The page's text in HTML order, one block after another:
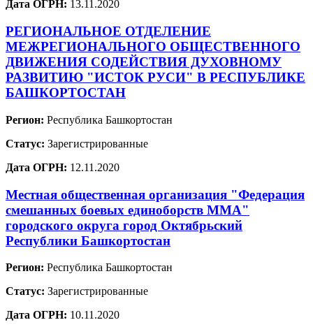
Дата ОГРН: 13.11.2020
РЕГИОНАЛЬНОЕ ОТДЕЛЕНИЕ
МЕЖРЕГИОНАЛЬНОГО ОБЩЕСТВЕННОГО
ДВИЖЕНИЯ СОДЕЙСТВИЯ ДУХОВНОМУ
РАЗВИТИЮ "ИСТОК РУСИ" В РЕСПУБЛИКЕ
БАШКОРТОСТАН
Регион: Республика Башкортостан
Статус: Зарегистрированные
Дата ОГРН: 12.11.2020
Местная общественная организация "Федерация
смешанных боевых единоборств ММА"
городского округа город Октябрьский
Республики Башкортостан
Регион: Республика Башкортостан
Статус: Зарегистрированные
Дата ОГРН: 10.11.2020